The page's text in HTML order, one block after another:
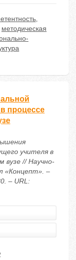
,
методическая
процессе
учителя в
вузе // Научно-
«Концепт». –
– URL: